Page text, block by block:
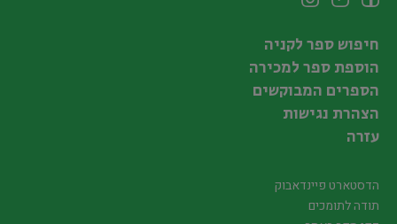
חיפוש ספר לקניה
הוספת ספר למכירה
הספרים המבוקשים
הצהרת נגישות
עזרה
הדסטארט פיינדאבוק
תודה לתומכים